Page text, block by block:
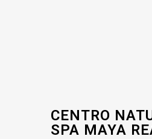
CENTRO
SPA MAYA